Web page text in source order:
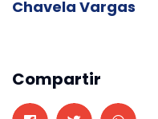
Chavela Vargas
Compartir